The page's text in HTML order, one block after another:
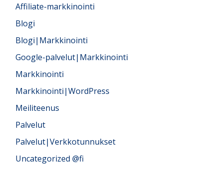
Affiliate-markkinointi
Blogi
Blogi|Markkinointi
Google-palvelut|Markkinointi
Markkinointi
Markkinointi|WordPress
Meiliteenus
Palvelut
Palvelut|Verkkotunnukset
Uncategorized @fi